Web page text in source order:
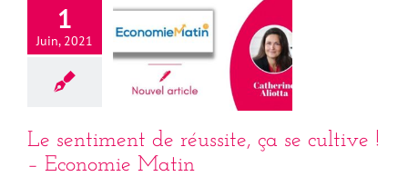
1
Juin, 2021
Le sentiment de réussite, ça se cultive !
– Economie Matin